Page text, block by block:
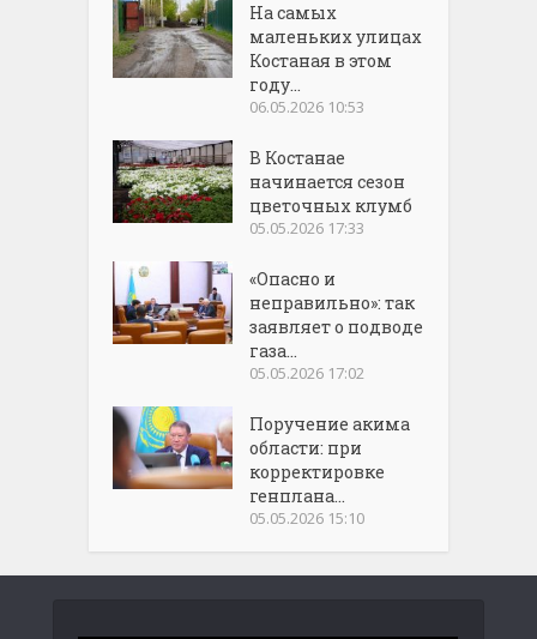
На самых
маленьких улицах
Костаная в этом
году...
06.05.2026 10:53
В Костанае
начинается сезон
цветочных клумб
05.05.2026 17:33
«Опасно и
неправильно»: так
заявляет о подводе
газа...
05.05.2026 17:02
Поручение акима
области: при
корректировке
генплана...
05.05.2026 15:10